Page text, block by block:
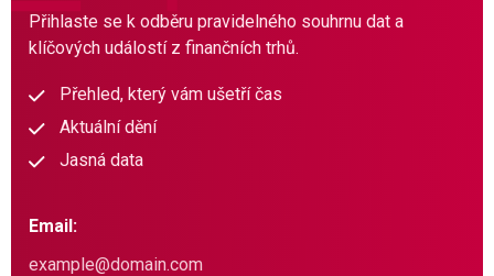
Přihlaste se k odběru pravidelného souhrnu dat a
klíčových událostí z finančních trhů.
Přehled, který vám ušetří čas
Aktuální dění
Jasná data
Email: